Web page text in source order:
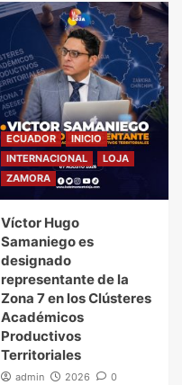
ECUADOR
INICIO
INTERNACIONAL
LOJA
ZAMORA
Víctor Hugo
Samaniego es
designado
representante de la
Zona 7 en los Clústeres
Académicos
Productivos
Territoriales
admin 2026 0